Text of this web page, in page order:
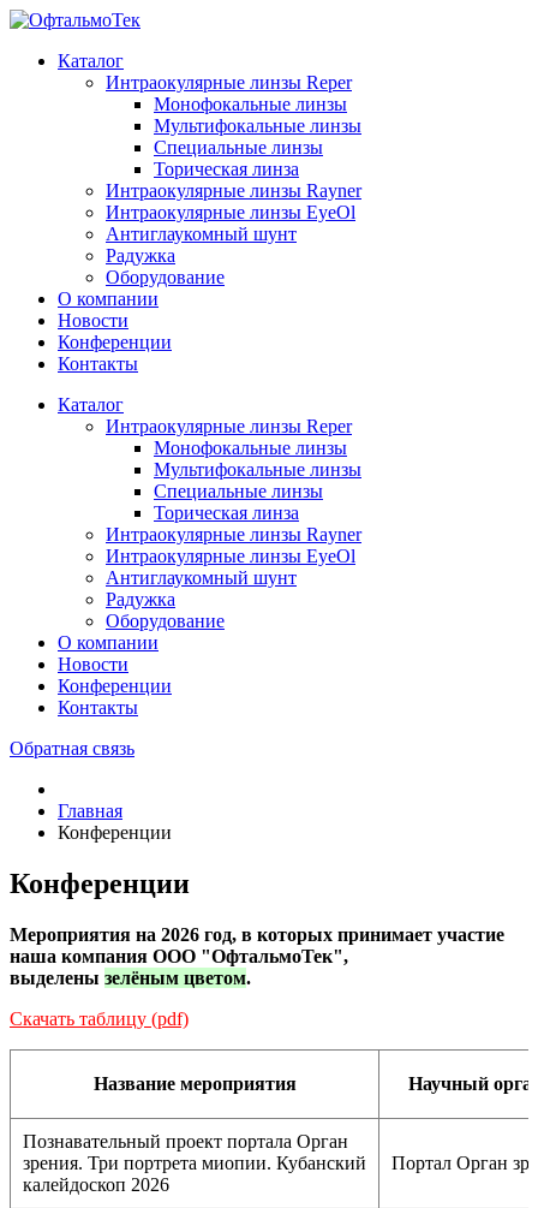
Каталог
Интраокулярные линзы Reper
Монофокальные линзы
Мультифокальные линзы
Специальные линзы
Торическая линза
Интраокулярные линзы Rayner
Интраокулярные линзы EyeOl
Антиглаукомный шунт
Радужка
Оборудование
О компании
Новости
Конференции
Контакты
Каталог
Интраокулярные линзы Reper
Монофокальные линзы
Мультифокальные линзы
Специальные линзы
Торическая линза
Интраокулярные линзы Rayner
Интраокулярные линзы EyeOl
Антиглаукомный шунт
Радужка
Оборудование
О компании
Новости
Конференции
Контакты
Обратная связь
Главная
Конференции
Конференции
Мероприятия на 2026 год, в которых принимает участие
наша компания ООО "ОфтальмоТек",
выделены зелёным цветом.
Скачать таблицу (pdf)
Название мероприятия Научный
Познавательный проект портала Орган
зрения. Три портрета миопии. Кубанский
калейдоскоп 2026
Портал Орган